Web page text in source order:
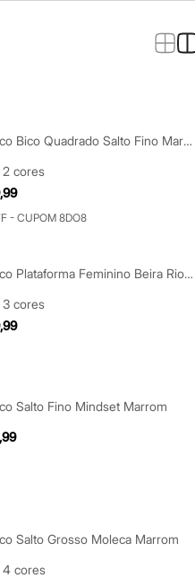
Tamanco Bico Quadrado Salto Fino Marrom
2 cores
- CUPOM 8DO8
Tamanco Plataforma Feminino Beira Rio Bege
3 cores
Salto Fino Mindset Marrom
Salto Grosso Moleca Marrom
4 cores